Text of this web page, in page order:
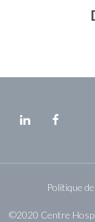
Politique
©2020 Centre